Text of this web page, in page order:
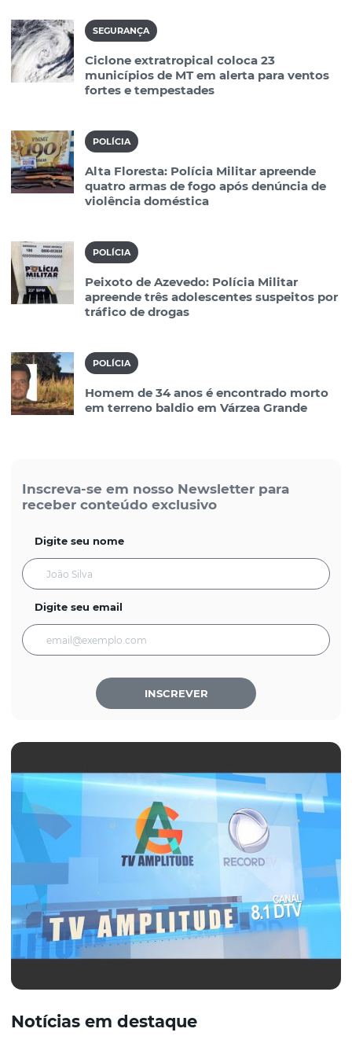
SEGURANÇA
Ciclone extratropical coloca 23
municípios de MT em alerta para ventos
fortes e tempestades
POLÍCIA
Alta Floresta: Polícia Militar apreende
quatro armas de fogo após denúncia de
violência doméstica
POLÍCIA
Peixoto de Azevedo: Polícia Militar
apreende três adolescentes suspeitos por
tráfico de drogas
POLÍCIA
Homem de 34 anos é encontrado morto
em terreno baldio em Várzea Grande
Inscreva-se em nosso Newsletter para
receber conteúdo exclusivo
Digite seu nome
Digite seu email
INSCREVER
Notícias em destaque